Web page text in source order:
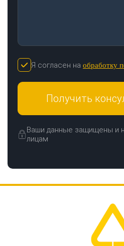
Я согласен на обработку
Получить
Ваши данные защищены и
лицам